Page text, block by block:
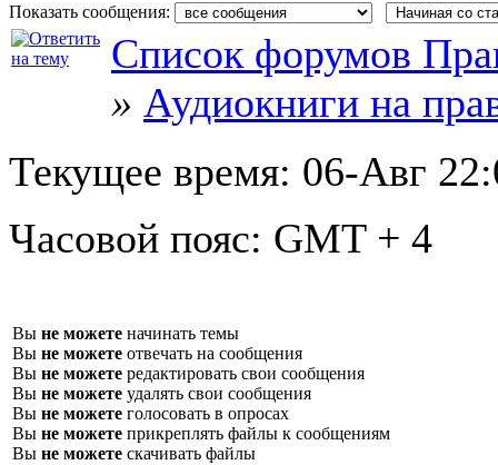
Показать сообщения:
Список форумов
» Аудиокниги на
Текущее время: 06-Авг
Часовой пояс: GMT + 4
Вы не можете начинать темы
Вы не можете отвечать на сообщения
Вы не можете редактировать свои сообщения
Вы не можете удалять свои сообщения
Вы не можете голосовать в опросах
Вы не можете прикреплять файлы к сообщениям
Вы не можете скачивать файлы